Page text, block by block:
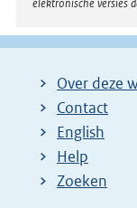
Over deze
Contact
English
Help
Zoeken